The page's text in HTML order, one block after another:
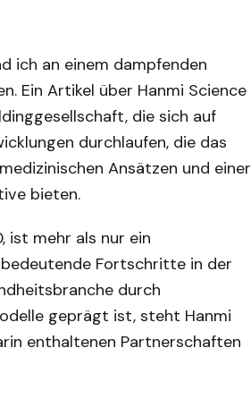
ich an einem dampfenden
Ein Artikel über Hanmi Science
die sich auf
durchlaufen, die das
Ansätzen und einer
bieten.
ist mehr als nur ein
Fortschritte in der
durch
geprägt ist, steht Hanmi
enthaltenen Partnerschaften